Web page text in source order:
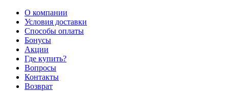
О компании
Условия доставки
Способы оплаты
Бонусы
Акции
Где купить?
Вопросы
Контакты
Возврат